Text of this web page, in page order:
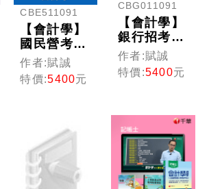
CBE511091
【會計學】
國民營考試
(線上版)
作者:賦誠
特價:5400元
CBG011091
【會計學】
銀行招考
(線上版)
作者:賦誠
特價:5400元